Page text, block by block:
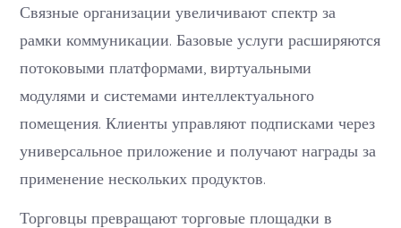
Связные организации увеличивают спектр за
рамки коммуникации. Базовые услуги расширяются
потоковыми платформами, виртуальными
модулями и системами интеллектуального
помещения. Клиенты управляют подписками через
универсальное приложение и получают награды за
применение нескольких продуктов.
Торговцы превращают торговые площадки в